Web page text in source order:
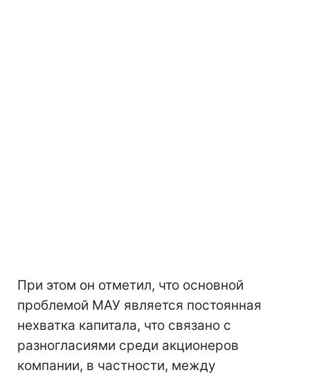
При этом он отметил, что основной
проблемой МАУ является постоянная
нехватка капитала, что связано с
разногласиями среди акционеров
компании, в частности, между